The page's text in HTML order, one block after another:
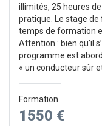
illimités, 25 heures
pratique. Le stage
temps de formation
Attention : bien qu’il
programme est
« un conducteur sûr et
Formation
1550 €